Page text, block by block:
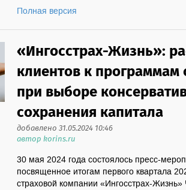
Полная версия
«Ингосстрах-Жизнь»:
клиентов к программам
при выборе
сохранения капитала
добавлено 31.05.2024 10:46
автор korins.ru
30 мая 2024 года состоялось пресс-
посвященное итогам первого квартала
страховой компании «Ингосстрах-